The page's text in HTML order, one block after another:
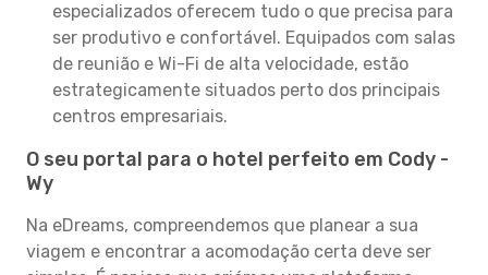
especializados oferecem tudo o que precisa para
ser produtivo e confortável. Equipados com salas
de reunião e Wi-Fi de alta velocidade, estão
estrategicamente situados perto dos principais
centros empresariais.
O seu portal para o hotel perfeito em Cody -
Wy
Na eDreams, compreendemos que planear a sua
viagem e encontrar a acomodação certa deve ser